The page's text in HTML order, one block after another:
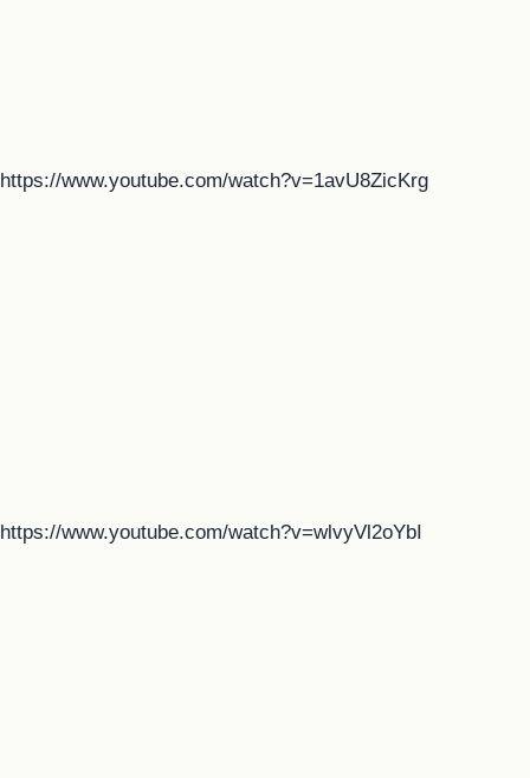
https://www.youtube.com/watch?v=1avU8ZicKrg
https://www.youtube.com/watch?v=wlvyVl2oYbI